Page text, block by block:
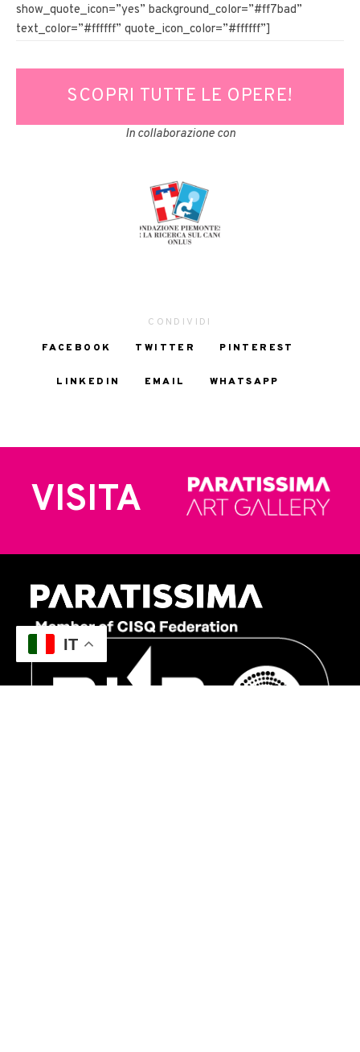
show_quote_icon=”yes” background_color=”#ff7bad”
text_color=”#ffffff” quote_icon_color=”#ffffff”]
SCOPRI TUTTE LE OPERE!
In collaborazione con
CONDIVIDI
FACEBOOK
TWITTER PINTEREST
LINKEDIN EMAIL WHATSAPP
VISITA
IT